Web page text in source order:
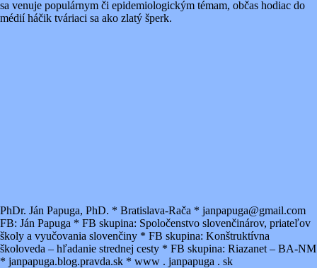
sa venuje populárnym či epidemiologickým témam, občas hodiac do
médií háčik tváriaci sa ako zlatý šperk.
PhDr. Ján Papuga, PhD. * Bratislava-Rača * janpapuga@gmail.com
FB: Ján Papuga * FB skupina: Spoločenstvo slovenčinárov, priateľov
školy a vyučovania slovenčiny * FB skupina: Konštruktívna
školoveda – hľadanie strednej cesty * FB skupina: Riazanet – BA-NM
* janpapuga.blog.pravda.sk * www . janpapuga . sk